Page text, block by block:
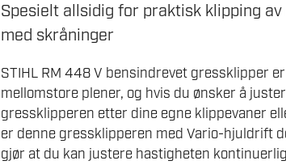
Spesielt allsidig for praktisk klipping
med skråninger
STIHL RM 448 V bensindrevet gressklipper
mellomstore plener, og hvis du ønsker å
gressklipperen etter dine egne klippevaner
er denne gressklipperen med Vario-hjuldrift
gjør at du kan justere hastigheten